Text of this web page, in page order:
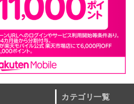
カテゴリ一覧